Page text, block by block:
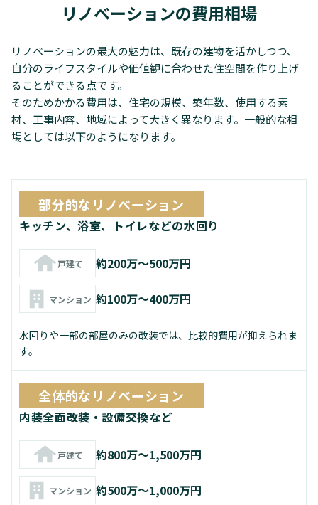
リノベーションの費用相場
リノベーションの最大の魅力は、既存の建物を活かしつつ、
自分のライフスタイルや価値観に合わせた住空間を作り上げ
ることができる点です。
そのためかかる費用は、住宅の規模、築年数、使用する素
材、工事内容、地域によって大きく異なります。一般的な相
場としては以下のようになります。
部分的なリノベーション
キッチン、浴室、トイレなどの水回り
戸建て 約200万～500万円
マンション 約100万～400万円
水回りや一部の部屋のみの改装では、比較的費用が抑えられま
す。
全体的なリノベーション
内装全面改装・設備交換など
戸建て 約800万～1,500万円
マンション 約500万～1,000万円